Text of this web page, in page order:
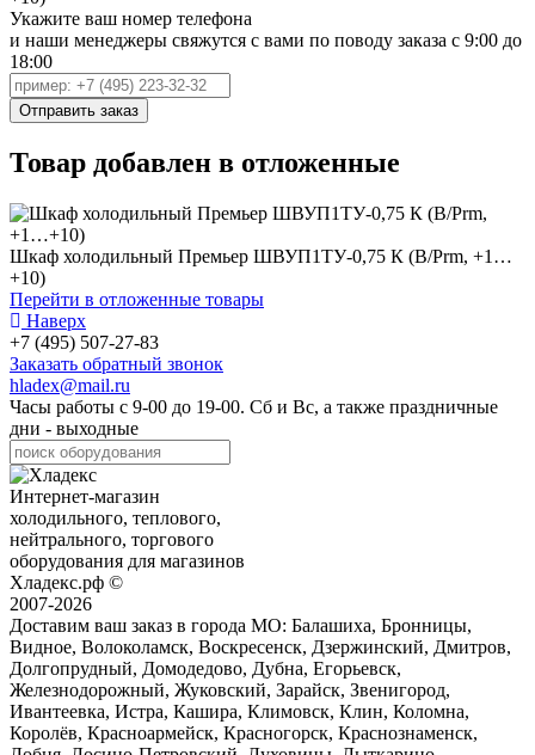
Укажите ваш номер телефона
и наши менеджеры свяжутся с вами по поводу заказа с 9:00 до
18:00
Товар добавлен в отложенные
Шкаф холодильный Премьер ШВУП1ТУ-0,75 К (В/Prm, +1…
+10)
Перейти в отложенные товары
Наверх
+7 (495) 507-27-83
Заказать обратный звонок
hladex@mail.ru
Часы работы с 9-00 до 19-00. Сб и Вс, а также праздничные
дни - выходные
Интернет-магазин
холодильного, теплового,
нейтрального, торгового
оборудования для магазинов
Хладекс.рф ©
2007-2026
Доставим ваш заказ в города МО: Балашиха, Бронницы,
Видное, Волоколамск, Воскресенск, Дзержинский, Дмитров,
Долгопрудный, Домодедово, Дубна, Егорьевск,
Железнодорожный, Жуковский, Зарайск, Звенигород,
Ивантеевка, Истра, Кашира, Климовск, Клин, Коломна,
Королёв, Красноармейск, Красногорск, Краснознаменск,